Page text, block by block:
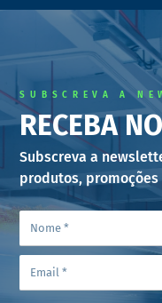
SUBSCREVA A
RECEBA
Subscreva a
produtos,